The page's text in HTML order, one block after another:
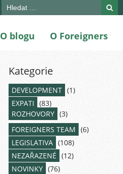
Search
O blogu O Foreigners
Kategorie
DEVELOPMENT (1)
EXPATI (83)
ROZHOVORY (3)
FOREIGNERS TEAM (6)
LEGISLATIVA (108)
NEZAŘAZENÉ (12)
NOVINKY (76)